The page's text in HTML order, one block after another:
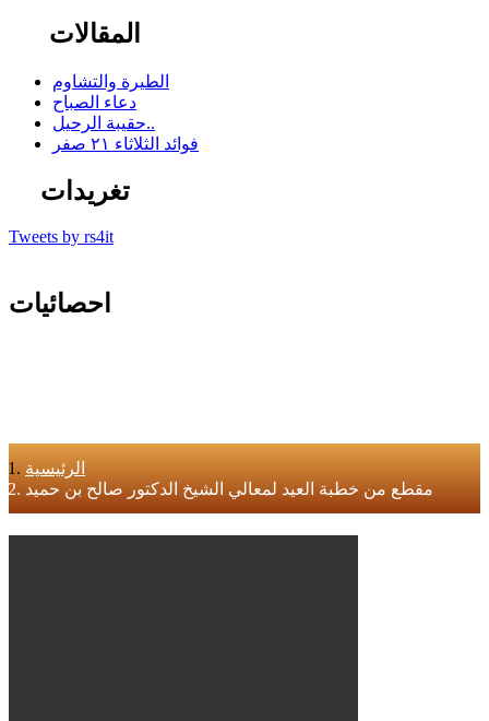
المقالات
الطيرة والتشاوم
دعاء الصباح
حقيبة الرحيل..
فوائد الثلاثاء ٢١ صفر
تغريدات
Tweets by rs4it
احصائيات
الرئيسية
مقطع من خطبة العيد لمعالي الشيخ الدكتور صالح بن حميد